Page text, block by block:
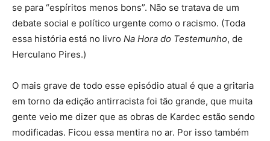
se para “espíritos menos bons”. Não se tratava de um
debate social e político urgente como o racismo. (Toda
essa história está no livro Na Hora do Testemunho, de
Herculano Pires.)
O mais grave de todo esse episódio atual é que a gritaria
em torno da edição antirracista foi tão grande, que muita
gente veio me dizer que as obras de Kardec estão sendo
modificadas. Ficou essa mentira no ar. Por isso também